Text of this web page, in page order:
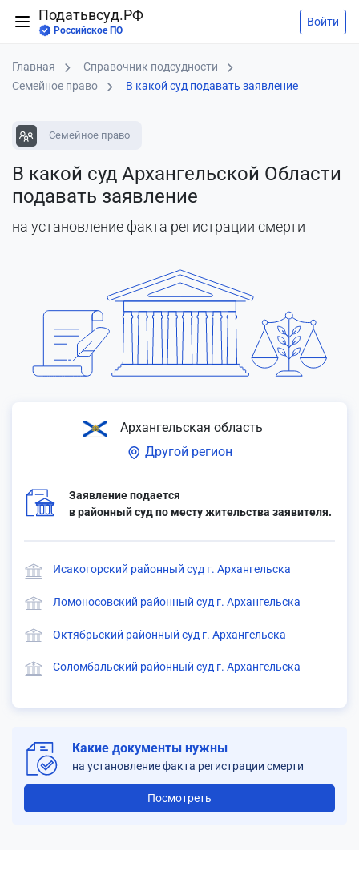
Податьвсуд.РФ
Российское ПО
Войти
Главная
Справочник подсудности
Семейное право
В какой суд подавать заявление
Семейное право
В какой суд Архангельской Области
подавать заявление
на установление факта регистрации смерти
Архангельская область
Другой регион
Заявление подается
в районный суд по месту жительства заявителя.
Исакогорский районный суд г. Архангельска
Ломоносовский районный суд г. Архангельска
Октябрьский районный суд г. Архангельска
Соломбальский районный суд г. Архангельска
Какие документы нужны
на установление факта регистрации смерти
Посмотреть